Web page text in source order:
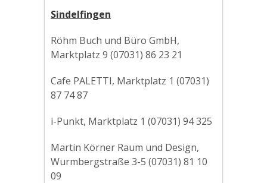
Sindelfingen
Röhm Buch und Büro GmbH,
Marktplatz 9 (07031) 86 23 21
Cafe PALETTI, Marktplatz 1 (07031)
87 74 87
i-Punkt, Marktplatz 1 (07031) 94 325
Martin Körner Raum und Design,
Wurmbergstraße 3-5 (07031) 81 10
09